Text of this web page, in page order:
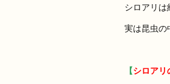
シロアリは
実は昆虫の
【シロアリ